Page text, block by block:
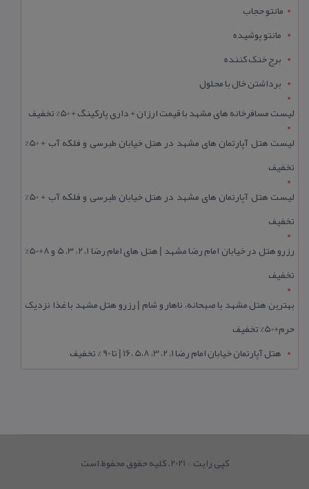
مانتو حجاب
مانتو پوشیده
برج خنک کننده
برداشتن خال با محلول
لیست مسافرخانه های مشهد با قیمت ارزان + داری پارکینگ + 50% تخفیف
لیست هتل آپارتمان های مشهد در هتل خیابان طبرسی و فلکه آب + 50%
تخفیف
لیست هتل آپارتمان های مشهد در هتل خیابان طبرسی و فلکه آب + 50%
تخفیف
رزرو هتل در خیابان امام رضا مشهد | هتل‌ های امام رضا 1، 2، 3، 5 و 8+50%
تخفیف
بهترین هتل مشهد با صبحانه، ناهار و شام | رزرو هتل مشهد با غذا نزدیک
حرم+50% تخفیف
هتل آپارتمان خیابان امام رضا 1، 2، 3، 5،8 ،16 | تا 90 % تخفیف
کپی رایت © 2021. کلیه حقوق محفوظ است